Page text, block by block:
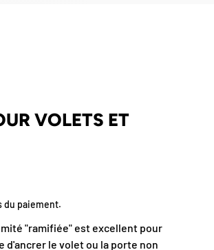
VOLETS ET
du paiement.
"ramifiée" est excellent pour
le volet ou la porte non